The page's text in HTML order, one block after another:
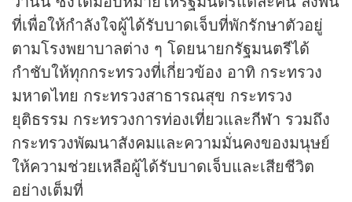
ที่เพื่อให้กำลังใจผู้ได้รับบาดเจ็บที่พักรักษาตัวอยู่
ตามโรงพยาบาลต่าง ๆ โดยนายกรัฐมนตรีได้
กำชับให้ทุกกระทรวงที่เกี่ยวข้อง อาทิ กระทรวง
มหาดไทย กระทรวงสาธารณสุข กระทรวง
ยุติธรรม กระทรวงการท่องเที่ยวและกีฬา รวมถึง
กระทรวงพัฒนาสังคมและความมั่นคงของมนุษย์
ให้ความช่วยเหลือผู้ได้รับบาดเจ็บและเสียชีวิต
อย่างเต็มที่